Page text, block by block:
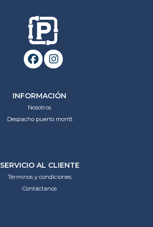
INFORMACIÓN
Nosotros
Despacho puerto montt
SERVICIO AL CLIENTE
Términos y condiciones
Contáctanos